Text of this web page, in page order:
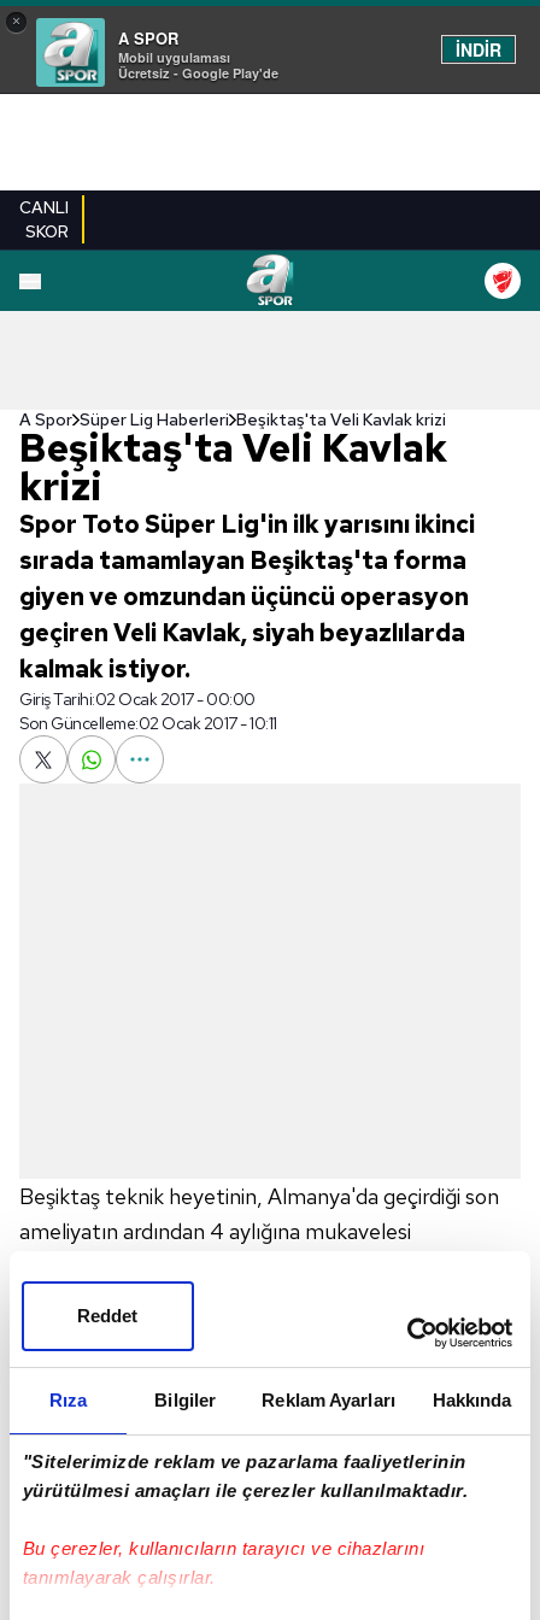
Rıza Bilgiler Reklam Ayarları Hakkında
"Sitelerimizde reklam ve pazarlama faaliyetlerinin
yürütülmesi amaçları ile çerezler kullanılmaktadır.
Bu çerezler, kullanıcıların tarayıcı ve cihazlarını
tanımlayarak çalışırlar.
Reddet
×
A SPOR
Mobil uygulaması
Ücretsiz - Google Play'de
İNDİR
CANLI
SKOR
A Spor Süper Lig Haberleri Beşiktaş'ta Veli Kavlak krizi
Beşiktaş'ta Veli Kavlak
krizi
Spor Toto Süper Lig'in ilk yarısını ikinci
sırada tamamlayan Beşiktaş'ta forma
giyen ve omzundan üçüncü operasyon
geçiren Veli Kavlak, siyah beyazlılarda
kalmak istiyor.
Giriş Tarihi:02 Ocak 2017 - 00:00
Son Güncelleme:02 Ocak 2017 - 10:11
Beşiktaş teknik heyetinin, Almanya'da geçirdiği son
ameliyatın ardından 4 aylığına mukavelesi
Kararı sportif direktör Ali Naibi, "Kendine
oynayabileceğin bir takım bul" sözleriyle iletirken,
yıldız futbolcunun cevabı ise "Sakatlığım yanlış
operasyonlar nedeniyle uzadı. Hiçbir hatam yok.
istiyorum" oldu. Ancak, geri adım atmayan yönetim,
yıldız futbolcuya, "Kampa katılabilirsin ancak